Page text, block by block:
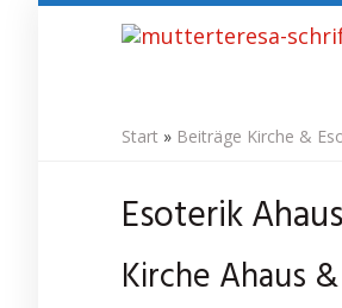
Start » Beiträge Kirche &
Esoterik
Kirche Ahaus